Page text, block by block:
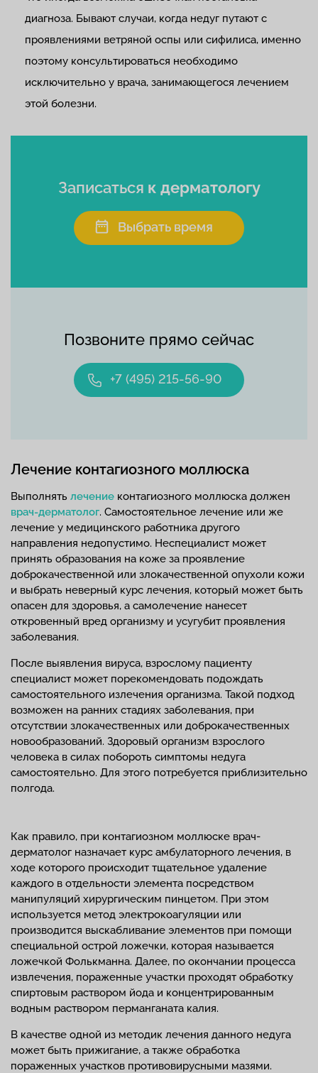
диагноза. Бывают случаи, когда недуг путают с
проявлениями ветряной оспы или сифилиса, именно
поэтому консультироваться необходимо
исключительно у врача, занимающегося лечением
этой болезни.
Позвоните прямо сейчас
+7 (495) 215-56-90
Записаться к дерматологу
Выбрать время
Лечение контагиозного моллюска
Выполнять лечение контагиозного моллюска должен
врач-дерматолог. Самостоятельное лечение или же
лечение у медицинского работника другого
направления недопустимо. Неспециалист может
принять образования на коже за проявление
доброкачественной или злокачественной опухоли кожи
и выбрать неверный курс лечения, который может быть
опасен для здоровья, а самолечение нанесет
откровенный вред организму и усугубит проявления
заболевания.
После выявления вируса, взрослому пациенту
специалист может порекомендовать подождать
самостоятельного излечения организма. Такой подход
возможен на ранних стадиях заболевания, при
отсутствии злокачественных или доброкачественных
новообразований. Здоровый организм взрослого
человека в силах побороть симптомы недуга
самостоятельно. Для этого потребуется приблизительно
полгода.
Как правило, при контагиозном моллюске врач-
дерматолог назначает курс амбулаторного лечения, в
ходе которого происходит тщательное удаление
каждого в отдельности элемента посредством
манипуляций хирургическим пинцетом. При этом
используется метод электрокоагуляции или
производится выскабливание элементов при помощи
специальной острой ложечки, которая называется
ложечкой Фолькманна. Далее, по окончании процесса
извлечения, пораженные участки проходят обработку
спиртовым раствором йода и концентрированным
водным раствором перманганата калия.
В качестве одной из методик лечения данного недуга
может быть прижигание, а также обработка
пораженных участков противовирусными мазями.